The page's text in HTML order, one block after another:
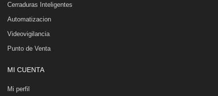
Cerraduras Inteligentes
Automatizacion
Videovigilancia
Punto de Venta
MI CUENTA
Mi perfil